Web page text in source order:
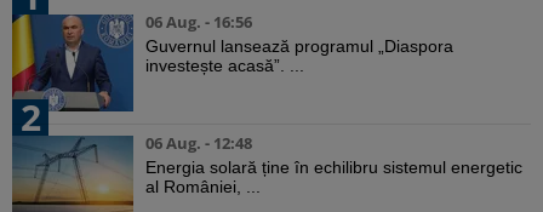
06 Aug. - 16:56
Guvernul lansează programul „Diaspora
investește acasă”. ...
2
06 Aug. - 12:48
Energia solară ține în echilibru sistemul energetic
al României, ...